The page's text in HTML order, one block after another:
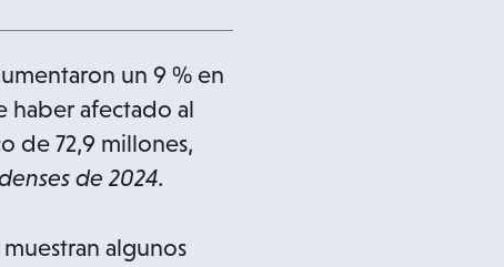
un 9 % en
haber afectado al
de 72,9 millones,
de 2024.
algunos